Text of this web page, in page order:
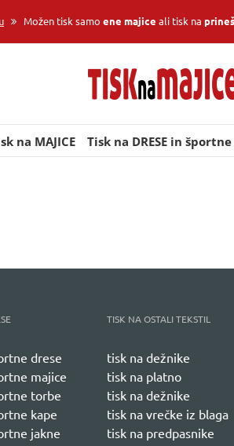
Možen tisk samo ene majice ali tisk na
na MAJICE Tisk na DRESE in
drese
majice
torbe
kape
jakne
TISK NA OSTALI TEKSTIL
tisk na dežnike
tisk na platno
tisk na dežnike
tisk na vrečke iz blaga
tisk na predpasnike